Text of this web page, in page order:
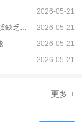
为用户提供了海量免
纯粹而专注于阅读。
需求的作品。如果你
2026-05-21
男子极端饮食月瘦 20 斤致重度脂肪肝！医生警示：蛋白质缺乏肝脏扛不住
2026-05-21
2026-05-21
2026-05-21
更多 +